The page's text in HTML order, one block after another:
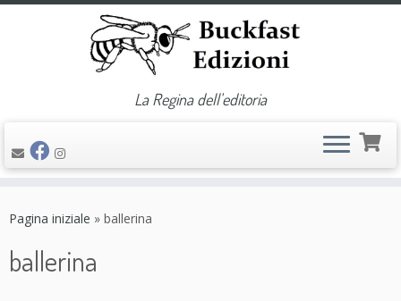
La Regina dell'editoria
Pagina iniziale » ballerina
ballerina